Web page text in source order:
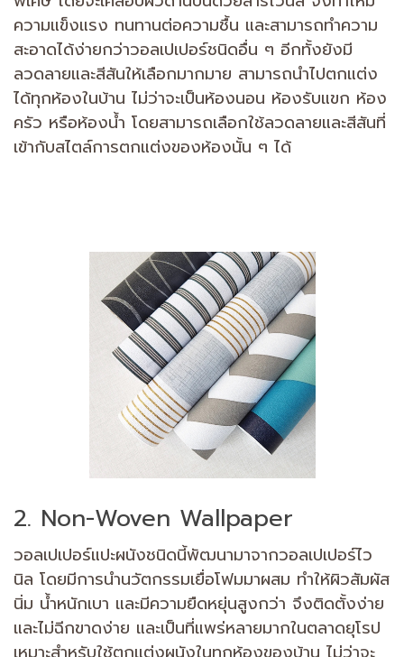
ความแข็งแรง ทนทานต่อความชื้น และสามารถทำความ
สะอาดได้ง่ายกว่าวอลเปเปอร์ชนิดอื่น ๆ อีกทั้งยังมี
ลวดลายและสีสันให้เลือกมากมาย สามารถนำไปตกแต่ง
ได้ทุกห้องในบ้าน ไม่ว่าจะเป็นห้องนอน ห้องรับแขก ห้อง
ครัว หรือห้องน้ำ โดยสามารถเลือกใช้ลวดลายและสีสันที่
เข้ากับสไตล์การตกแต่งของห้องนั้น ๆ ได้
2. Non-Woven Wallpaper
วอลเปเปอร์แปะผนังชนิดนี้พัฒนามาจากวอลเปเปอร์ไว
นิล โดยมีการนำนวัตกรรมเยื่อโฟมมาผสม ทำให้ผิวสัมผัส
นิ่ม น้ำหนักเบา และมีความยืดหยุ่นสูงกว่า จึงติดตั้งง่าย
และไม่ฉีกขาดง่าย และเป็นที่แพร่หลายมากในตลาดยุโรป